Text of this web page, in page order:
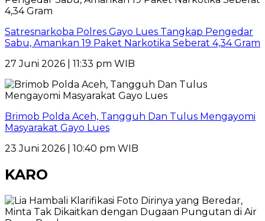
Satresnarkoba Polres Gayo Lues Tangkap Pengedar
Sabu, Amankan 19 Paket Narkotika Seberat 4,34 Gram
27 Juni 2026 | 11:33 pm WIB
Brimob Polda Aceh, Tangguh Dan Tulus Mengayomi
Masyarakat Gayo Lues
23 Juni 2026 | 10:40 pm WIB
KARO